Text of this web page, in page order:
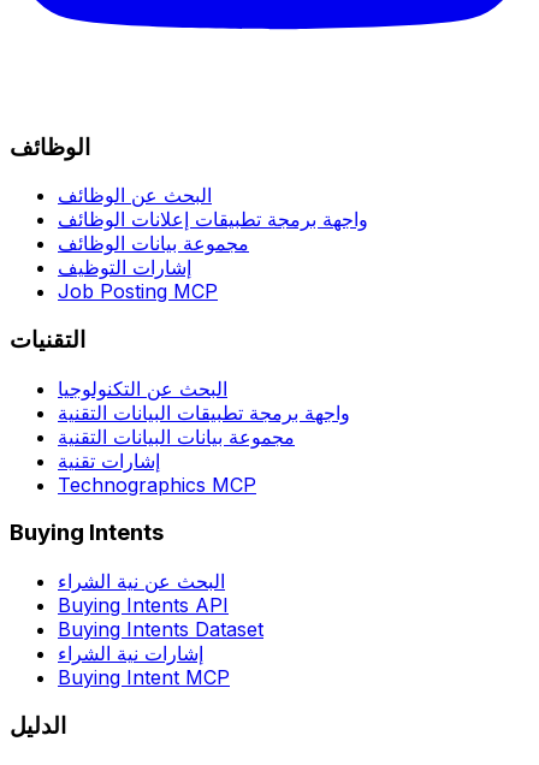
الوظائف
البحث عن الوظائف
واجهة برمجة تطبيقات إعلانات الوظائف
مجموعة بيانات الوظائف
إشارات التوظيف
Job Posting MCP
التقنيات
البحث عن التكنولوجيا
واجهة برمجة تطبيقات البيانات التقنية
مجموعة بيانات البيانات التقنية
إشارات تقنية
Technographics MCP
Buying Intents
البحث عن نية الشراء
Buying Intents API
Buying Intents Dataset
إشارات نية الشراء
Buying Intent MCP
الدليل